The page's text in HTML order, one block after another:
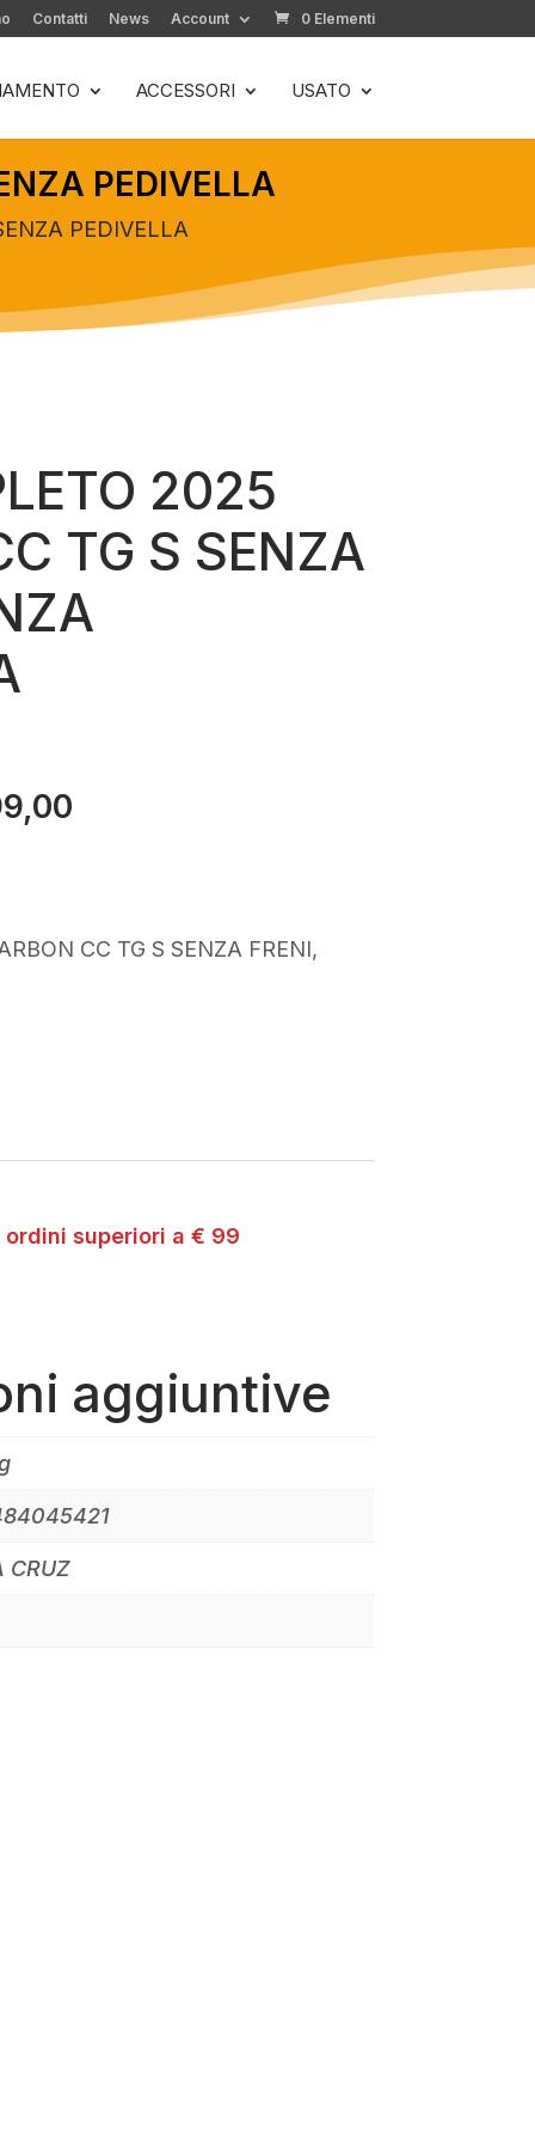
Contatti News Account 0 Elementi
ACCESSORI USATO
PEDIVELLA
PEDIVELLA
2025
TG S SENZA
€4.799,00.
CC TG S SENZA FRENI,
superiori a € 99
aggiuntive
CRUZ